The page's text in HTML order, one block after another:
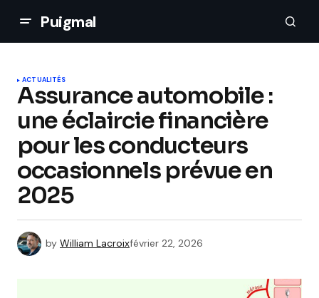
Puigmal
ACTUALITÉS
Assurance automobile :
une éclaircie financière
pour les conducteurs
occasionnels prévue en
2025
by William Lacroixfévrier 22, 2026